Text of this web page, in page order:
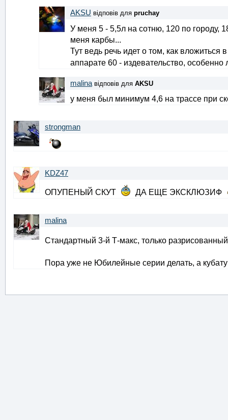
AKSU відповів для pruchay
У меня 5 - 5,5л на сотню, 120 по городу,
меня карбы...
Тут ведь речь идет о том, как
аппарате 60 - издевательство, особенно
malinaвідповів для AKSU
у меня был минимум 4,6 на трассе при
strongman
KDZ47
ОПУПЕНЫЙ СКУТ ДА ЕЩЕ ЭКСКЛЮЗИФ
malina
Стандартный 3-й Т-макс, только
Пора уже не Юбилейные серии делать, а